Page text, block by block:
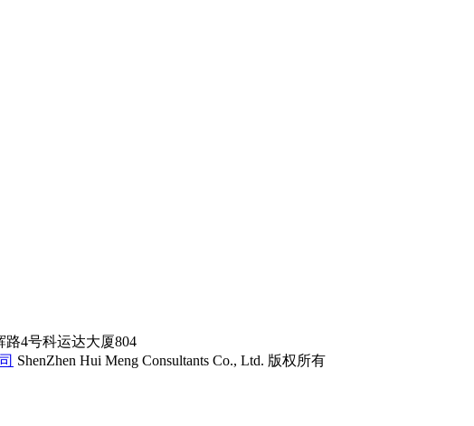
4号科运达大厦804
ShenZhen Hui Meng Consultants Co., Ltd. 版权所有